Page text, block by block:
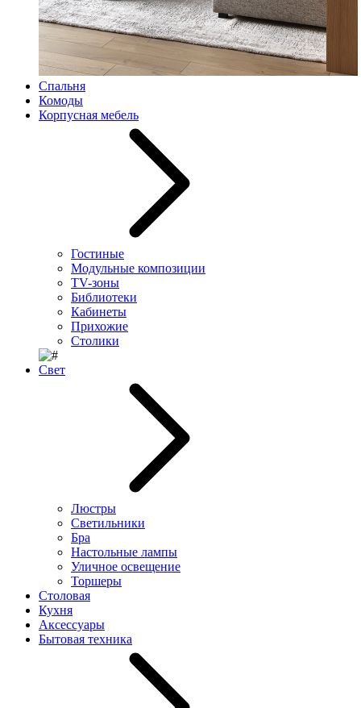
Спальня
Комоды
Корпусная мебель
Гостиные
Модульные композиции
TV-зоны
Библиотеки
Кабинеты
Прихожие
Столики
Свет
Люстры
Светильники
Бра
Настольные лампы
Уличное освещение
Торшеры
Столовая
Кухня
Аксессуары
Бытовая техника